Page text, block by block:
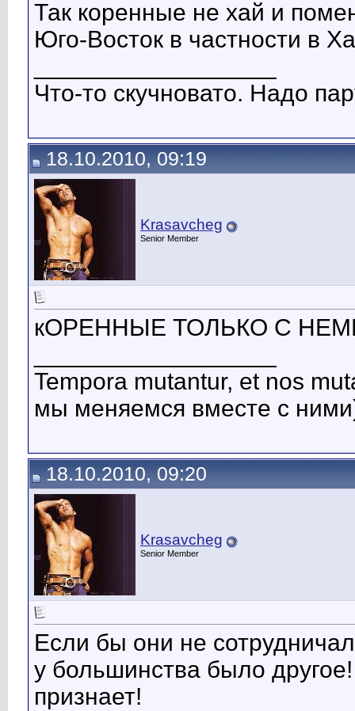
Так коренные не хай и
Юго-Восток в частности в
Что-то скучновато. Надо
18.10.2010, 09:19
Krasavcheg
Senior Member
кОРЕННЫЕ ТОЛЬКО С
Tempora mutantur, et nos
мы меняемся вместе с
18.10.2010, 09:20
Krasavcheg
Senior Member
Если бы они не
у большинства было
признает!